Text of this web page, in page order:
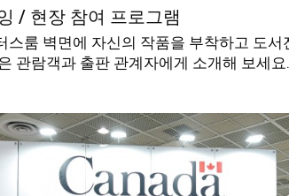
/ 현장 참여 프로그램
스룸 벽면에 자신의 작품을 부착하고 도서
관람객과 출판 관계자에게 소개해 보세요.